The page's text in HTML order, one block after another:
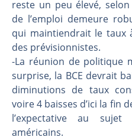
reste un peu élevé,
de l’emploi demeure
qui maintiendrait le taux
des prévisionnistes.
-La réunion de politique
surprise, la BCE devrait
diminutions de taux
voire 4 baisses d’ici la fin
l’expectative au
américains.